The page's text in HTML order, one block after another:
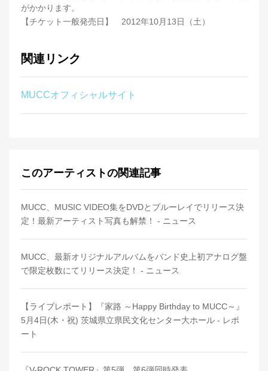
がかかります。
【チケット一般発売日】 2012年10月13日（土）
関連リンク
MUCCオフィシャルサイト
このアーティストの関連記事
MUCC、MUSIC VIDEO集をDVDとブルーレイでリリース決
定！最新アーティスト写真も解禁！ - ニュース
MUCC、最新オリジナルアルバムをバンド史上初アナログ盤
で限定枚数にてリリース決定！ - ニュース
【ライブレポート】『家路 ～Happy Birthday to MUCC～』
5月4日(木・祝) 茨城県立県民文化センター大ホール - レポ
ート